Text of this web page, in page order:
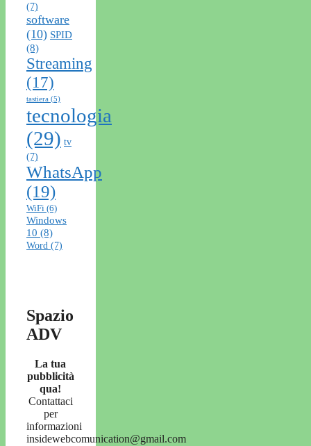
(7)
software
(10) SPID
(8)
Streaming
(17)
tastiera (5)
tecnologia
(29) tv
(7)
WhatsApp
(19)
WiFi (6)
Windows
10 (8)
Word (7)
Spazio
ADV
La tua
pubblicità
qua!
Contattaci
per
informazioni
insidewebcomunication@gmail.com